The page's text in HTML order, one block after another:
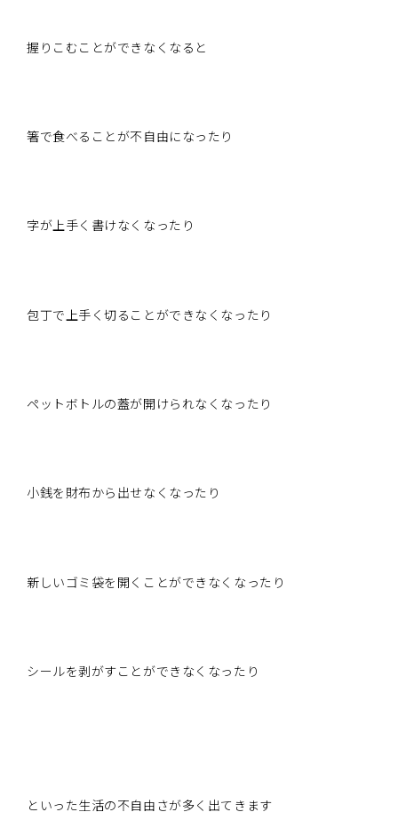
握りこむことができなくなると
箸で食べることが不自由になったり
字が上手く書けなくなったり
包丁で上手く切ることができなくなったり
ペットボトルの蓋が開けられなくなったり
小銭を財布から出せなくなったり
新しいゴミ袋を開くことができなくなったり
シールを剥がすことができなくなったり
といった生活の不自由さが多く出てきます